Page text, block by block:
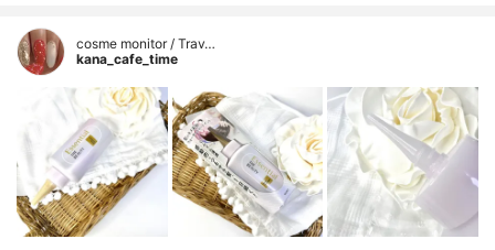
cosme monitor / Trav…
kana_cafe_time